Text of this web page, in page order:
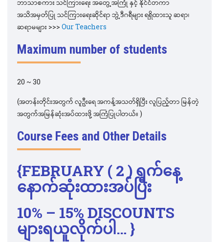
ဘာသာစကား သင်ကြားရေး အတွေ့အကြုံ နှင့် နိုင်ငံတကာ
အသိအမှတ်ပြု သင်ကြားရေးဆိုင်ရာ ဘွဲ့ဒီဂရီများ ရရှိထားသူ ဆရာ၊
ဆရာမများ >>> Our Teachers
Maximum number of students
20 ~ 30
(အတန်းတိုင်းအတွက် လူဦးရေ အကန့်အသတ်ရှိပြီး လူပြည့်တာ မြန်တဲ့
အတွက်အမြန်ဆုံးအပ်ထားဖို့ အကြံပြုပါတယ်။ )
Course Fees and Other Details
{FEBRUARY ( 2 ) ရက်နေ့
နောက်ဆုံးထားအပ်ပြီး
10% – 15% DISCOUNTS
များရယူလိုက်ပါ… }